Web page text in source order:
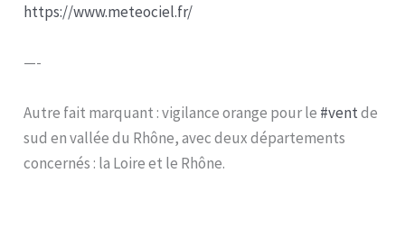
https://www.meteociel.fr/
—-
Autre fait marquant : vigilance orange pour le #ventde
sud en vallée du Rhône, avec deux départements
concernés : la Loire et le Rhône.